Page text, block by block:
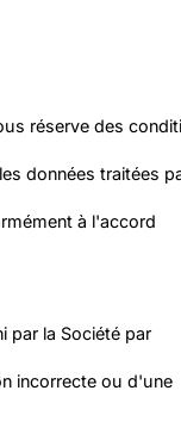
réserve des
données traitées
à l'accord
par la Société par
incorrecte ou d'une